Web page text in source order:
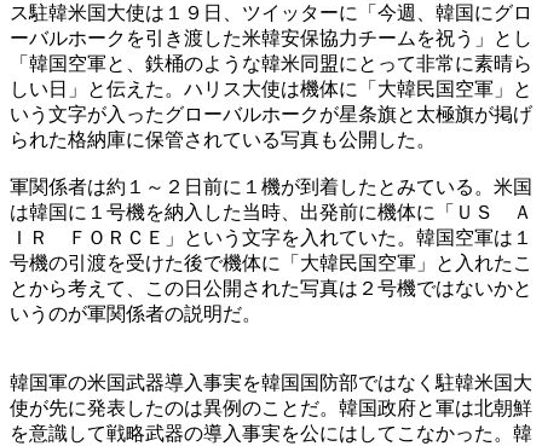
ス駐韓米国大使は１９日、ツイッターに「今週、韓国にグロ
ーバルホークを引き渡した米韓安保協力チームを祝う」とし
「韓国空軍と、鉄桶のような韓米同盟にとって非常に素晴ら
しい日」と伝えた。ハリス大使は機体に「大韓民国空軍」と
いう文字が入ったグローバルホークが星条旗と太極旗が掲げ
られた格納庫に保管されている写真も公開した。
軍関係者は約１～２日前に１機が到着したとみている。米国
は韓国に１号機を納入した当時、出発前に機体に「ＵＳ Ａ
ＩＲ ＦＯＲＣＥ」という文字を入れていた。韓国空軍は１
号機の引渡を受けた後で機体に「大韓民国空軍」と入れたこ
とから考えて、この日公開された写真は２号機ではないかと
いうのが軍関係者の説明だ。
韓国軍の米国武器導入事実を韓国国防部ではなく駐韓米国大
使が先に発表したのは異例のことだ。韓国政府と軍は北朝鮮
を意識して戦略武器の導入事実を公にはしてこなかった。韓